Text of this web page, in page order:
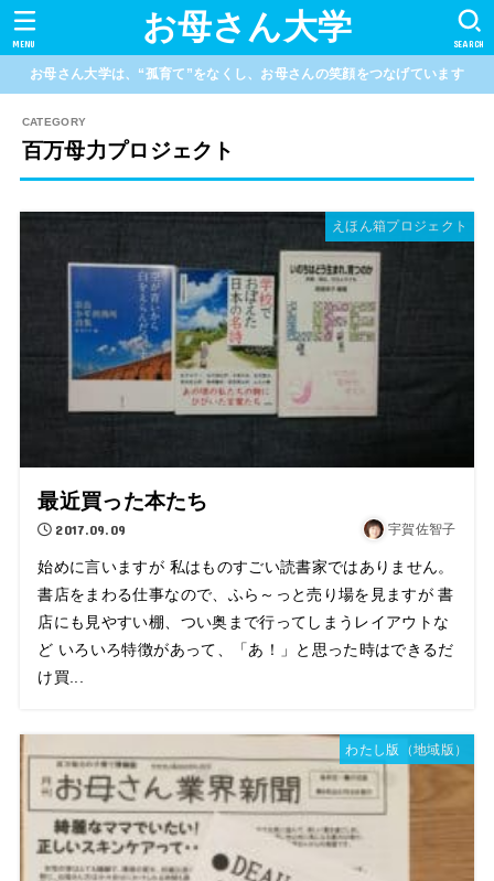
お母さん大学 SEARCH
MENU
お母さん大学は、“孤育て”をなくし、お母さんの笑顔をつなげています
百万母力プロジェクト
えほん箱プロジェクト
最近買った本たち
2017.09.09 宇賀佐智子
始めに言いますが 私はものすごい読書家ではありません。
書店をまわる仕事なので、ふら～っと売り場を見ますが 書
店にも見やすい棚、つい奥まで行ってしまうレイアウトな
ど いろいろ特徴があって、「あ！」と思った時はできるだ
け買...
わたし版（地域版）